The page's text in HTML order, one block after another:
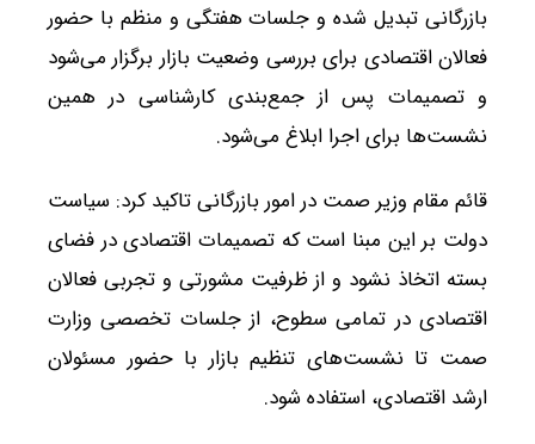
بازرگانی تبدیل شده و جلسات هفتگی و منظم با حضور
فعالان اقتصادی برای بررسی وضعیت بازار برگزار می‌شود
و تصمیمات پس از جمع‌بندی کارشناسی در همین
نشست‌ها برای اجرا ابلاغ می‌شود.
قائم مقام وزیر صمت در امور بازرگانی تاکید کرد: سیاست
دولت بر این مبنا است که تصمیمات اقتصادی در فضای
بسته اتخاذ نشود و از ظرفیت مشورتی و تجربی فعالان
اقتصادی در تمامی سطوح، از جلسات تخصصی وزارت
صمت تا نشست‌های تنظیم بازار با حضور مسئولان
ارشد اقتصادی، استفاده شود.